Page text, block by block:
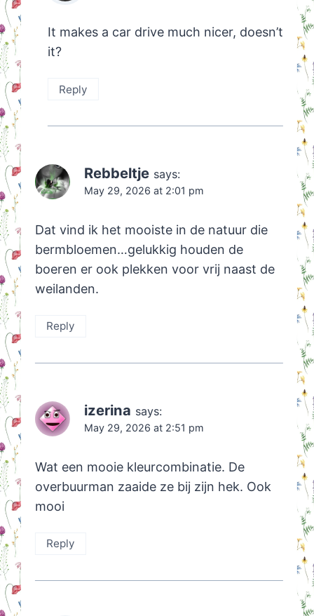
It makes a car drive much nicer, doesn’t
it?
Reply
Rebbeltje says:
May 29, 2026 at 2:01 pm
Dat vind ik het mooiste in de natuur die
bermbloemen…gelukkig houden de
boeren er ook plekken voor vrij naast de
weilanden.
Reply
izerina says:
May 29, 2026 at 2:51 pm
Wat een mooie kleurcombinatie. De
overbuurman zaaide ze bij zijn hek. Ook
mooi
Reply